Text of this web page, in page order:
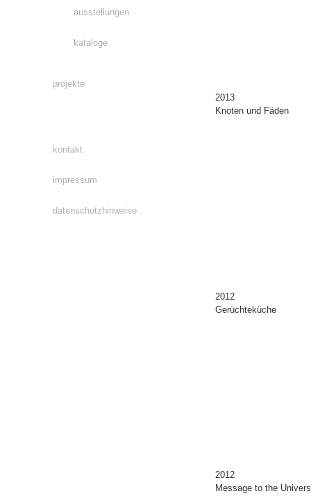
ausstellungen
kataloge
projekte
kontakt
impressum
datenschutzhinweise
2013
Knoten und Fäden
2012
Gerüchteküche
2012
Message to the